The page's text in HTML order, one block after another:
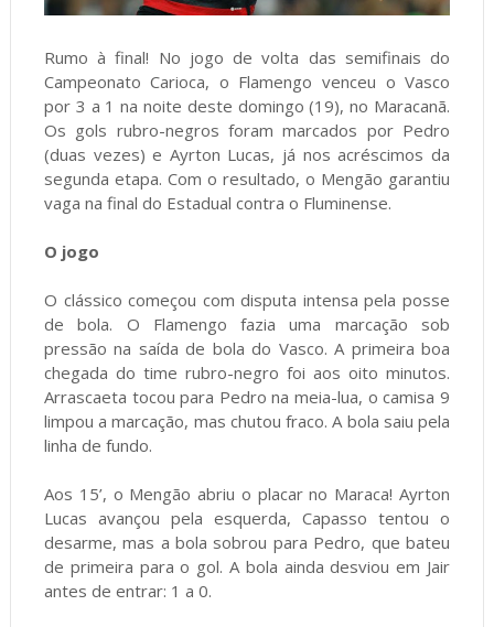
Rumo à final! No jogo de volta das semifinais do
Campeonato Carioca, o Flamengo venceu o Vasco
por 3 a 1 na noite deste domingo (19), no Maracanã.
Os gols rubro-negros foram marcados por Pedro
(duas vezes) e Ayrton Lucas, já nos acréscimos da
segunda etapa. Com o resultado, o Mengão garantiu
vaga na final do Estadual contra o Fluminense.
O jogo
O clássico começou com disputa intensa pela posse
de bola. O Flamengo fazia uma marcação sob
pressão na saída de bola do Vasco. A primeira boa
chegada do time rubro-negro foi aos oito minutos.
Arrascaeta tocou para Pedro na meia-lua, o camisa 9
limpou a marcação, mas chutou fraco. A bola saiu pela
linha de fundo.
Aos 15’, o Mengão abriu o placar no Maraca! Ayrton
Lucas avançou pela esquerda, Capasso tentou o
desarme, mas a bola sobrou para Pedro, que bateu
de primeira para o gol. A bola ainda desviou em Jair
antes de entrar: 1 a 0.